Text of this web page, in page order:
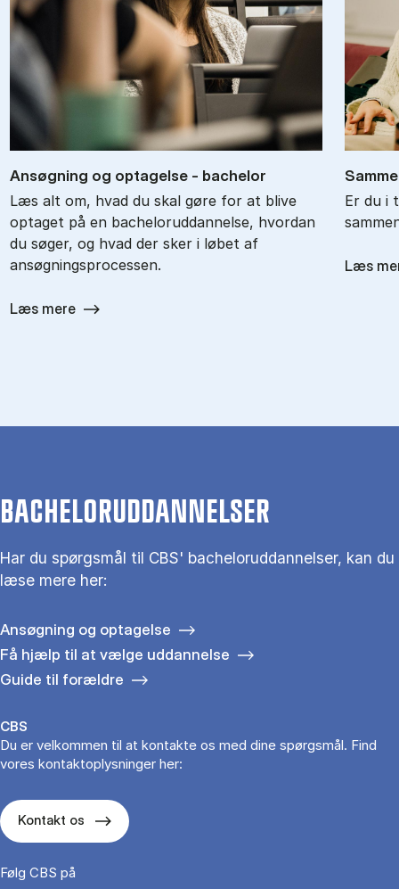
An­søg­ning og op­ta­gel­se - ba­chel­or
Læs alt om, hvad du skal gøre for at blive
optaget på en bacheloruddannelse, hvordan
du søger, og hvad der sker i løbet af
ansøgningsprocessen.
Læs mere
Er du i
Læs
BACHELORUDDANNELSER
Har du spørgsmål til CBS' bacheloruddannelser, kan du
læse mere her:
Ansøgning og optagelse
Få hjælp til at vælge uddannelse
Guide til forældre
CBS
Du er velkommen til at kontakte os med dine spørgsmål. Find
vores kontaktoplysninger her:
Kontakt os
Følg CBS på